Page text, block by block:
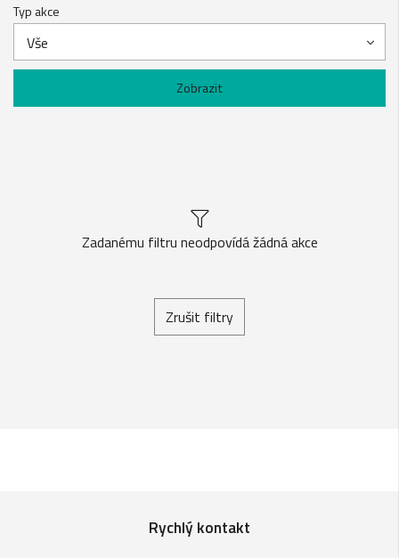
Typ akce
Vše
Zobrazit
Zadanému filtru neodpovídá žádná akce
Zrušit filtry
Rychlý kontakt